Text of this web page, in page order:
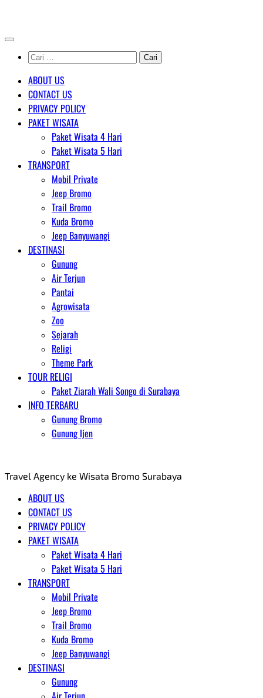
content
Cari
untuk:
ABOUT US
CONTACT US
PRIVACY POLICY
PAKET WISATA
Paket Wisata 4 Hari
Paket Wisata 5 Hari
TRANSPORT
Mobil Private
Jeep Bromo
Trail Bromo
Kuda Bromo
Jeep Banyuwangi
DESTINASI
Gunung
Air Terjun
Pantai
Agrowisata
Zoo
Sejarah
Religi
Theme Park
TOUR RELIGI
Paket Ziarah Wali Songo di Surabaya
INFO TERBARU
Gunung Bromo
Gunung Ijen
Travel Agency ke Wisata Bromo Surabaya
ABOUT US
CONTACT US
PRIVACY POLICY
PAKET WISATA
Paket Wisata 4 Hari
Paket Wisata 5 Hari
TRANSPORT
Mobil Private
Jeep Bromo
Trail Bromo
Kuda Bromo
Jeep Banyuwangi
DESTINASI
Gunung